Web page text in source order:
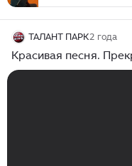
ТАЛАНТ ПАРК2 года
Красивая песня.